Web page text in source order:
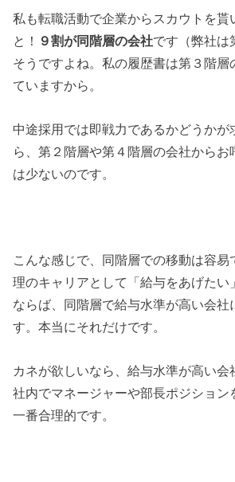
私も転職活動で企業からスカウトを貰
と！
９割が同階層の会社です（弊社は
そうですよね。私の履歴書は第３階層
ていますから。
中途採用では即戦力であるかどうかが
ら、第２階層や第４階層の会社からお
は少ないのです。
こんな感じで、同階層での移動は容易
理のキャリアとして「給与をあげたい
ならば、同階層で給与水準が高い会社
す。本当にそれだけです。
カネが欲しいなら、給与水準が高い会
社内でマネージャーや部長ポジション
一番合理的です。